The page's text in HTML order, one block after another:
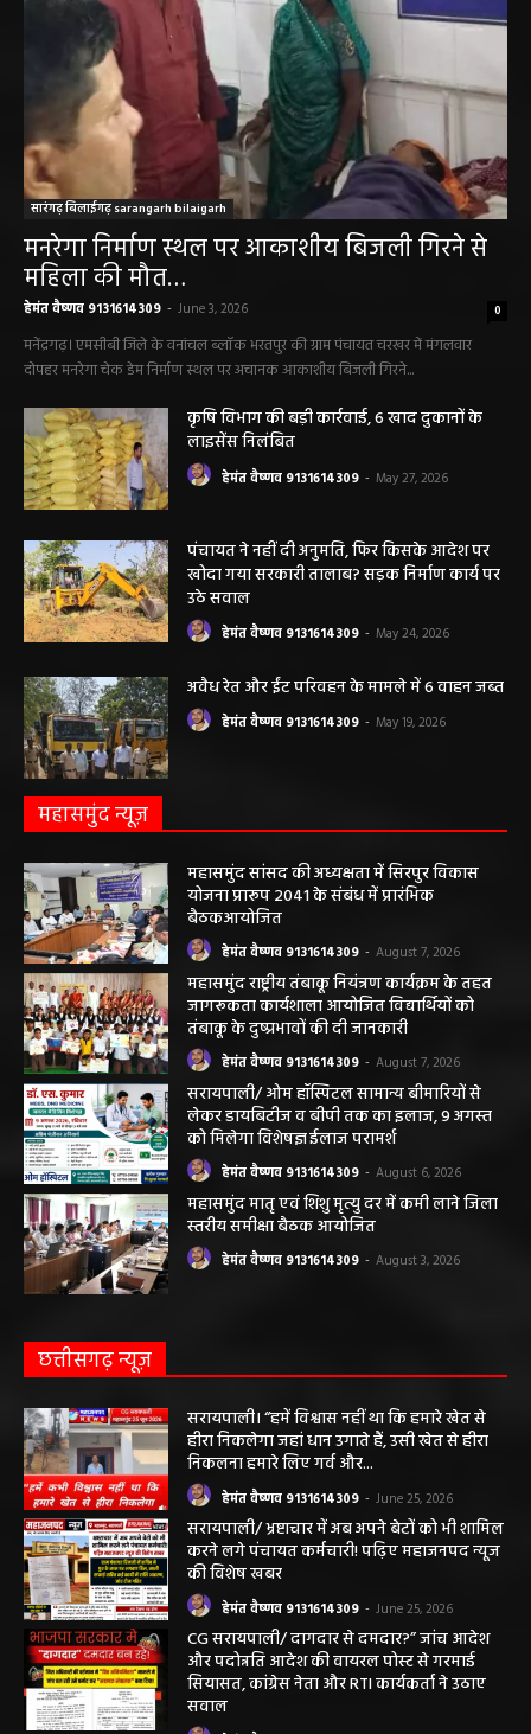
सारंगढ़ बिलाईगढ़ sarangarh bilaigarh
मनरेगा निर्माण स्थल पर आकाशीय बिजली गिरने से
महिला की मौत…
हेमंत वैष्णव 9131614309
मनेंद्रगढ़। एमसीबी जिले के वनांचल ब्लॉक भरतपुर की ग्राम पंचायत चरखर में मंगलवार
दोपहर मनरेगा चेक डेम निर्माण स्थल पर अचानक आकाशीय बिजली गिरने...
कृषि विभाग की बड़ी कार्रवाई, 6 खाद दुकानों के
लाइसेंस निलंबित
हेमंत वैष्णव 9131614309
खोदा गया सरकारी तालाब? सड़क निर्माण कार्य पर
उठे सवाल
हेमंत वैष्णव 9131614309
अवैध रेत और ईंट परिवहन के मामले में 6 वाहन जब्त
हेमंत वैष्णव 9131614309 - May 19, 2026
महासमुंद न्यूज़
महासमुंद सांसद की अध्यक्षता में सिरपुर विकास
योजना प्रारूप 2041 के संबंध में प्रारंभिक
बैठकआयोजित
हेमंत वैष्णव 9131614309
महासमुंद राष्ट्रीय तंबाकू नियंत्रण कार्यक्रम के तहत
जागरूकता कार्यशाला आयोजित विद्यार्थियों को
तंबाकू के दुष्प्रभावों की दी जानकारी
हेमंत वैष्णव 9131614309 - August 7, 2026
सरायपाली/ ओम हॉस्पिटल सामान्य बीमारियों से
लेकर डायबिटीज व बीपी तक का इलाज, 9 अगस्त
को मिलेगा विशेषज्ञ ईलाज परामर्श
हेमंत वैष्णव 9131614309 - August 6, 2026
महासमुंद मातृ एवं शिशु मृत्यु दर में कमी लाने जिला
स्तरीय समीक्षा बैठक आयोजित
हेमंत वैष्णव 9131614309 -
सरायपाली। “हमें विश्वास नहीं था कि हमारे खेत से
हीरा निकलेगा जहां धान उगाते हैं, उसी खेत से हीरा
निकलना हमारे लिए गर्व और...
हेमंत वैष्णव 9131614309 -
सरायपाली/ भ्रष्टाचार में अब अपने बेटों को भी शामिल
करने लगे पंचायत कर्मचारी! पढ़िए महाजनपद न्यूज
की विशेष खबर
हेमंत वैष्णव 9131614309
CG सरायपाली/ दागदार से दमदार?” जांच आदेश
और पदोन्नति आदेश की वायरल पोस्ट से गरमाई
सियासत, कांग्रेस नेता और RTI कार्यकर्ता ने उठाए
सवाल
हेमंत वैष्णव 9131614309